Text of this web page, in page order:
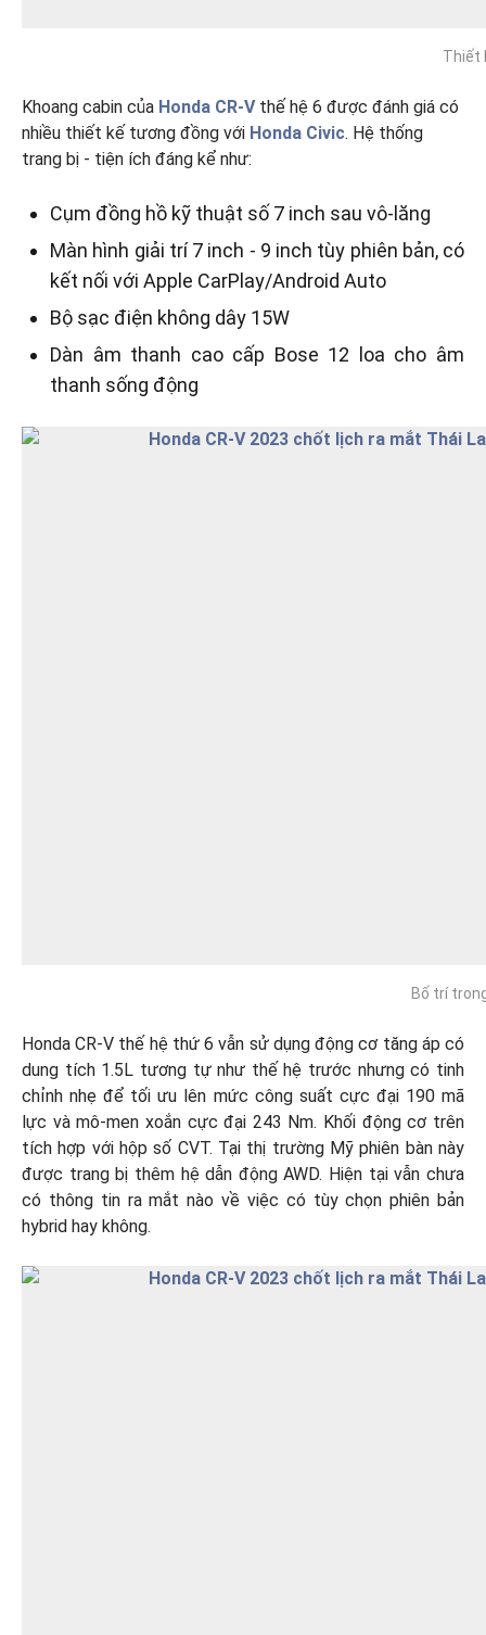
Thiết
Khoang cabin của Honda CR-Vthế hệ 6 được đánh giá có
nhiều thiết kế tương đồng với Honda Civic. Hệ thống
trang bị - tiện ích đáng kể như:
Cụm đồng hồ kỹ thuật số 7 inch sau vô-lăng
Màn hình giải trí 7 inch - 9 inch tùy phiên bản, có
kết nối với Apple CarPlay/Android Auto
Bộ sạc điện không dây 15W
Dàn âm thanh cao cấp Bose 12 loa cho âm
thanh sống động
Bố trí
Honda CR-V thế hệ thứ 6 vẫn sử dụng động cơ tăng áp có
dung tích 1.5L tương tự như thế hệ trước nhưng có tinh
chỉnh nhẹ để tối ưu lên mức công suất cực đại 190 mã
lực và mô-men xoắn cực đại 243 Nm. Khối động cơ trên
tích hợp với hộp số CVT. Tại thị trường Mỹ phiên bàn này
được trang bị thêm hệ dẫn động AWD. Hiện tại vẫn chưa
có thông tin ra mắt nào về việc có tùy chọn phiên bản
hybrid hay không.